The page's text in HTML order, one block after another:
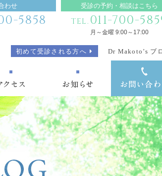
わせ
5858
受診の予約・相談はこちら
TEL. 011-700-
月～金曜 9:00～17:00
初めて受診される方へ Dr Makoto’s ブ